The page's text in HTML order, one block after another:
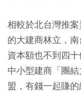
相較於北台灣推
的大建商林立，
資本額也不到四
中小型建商「團
盟，有錢一起賺的